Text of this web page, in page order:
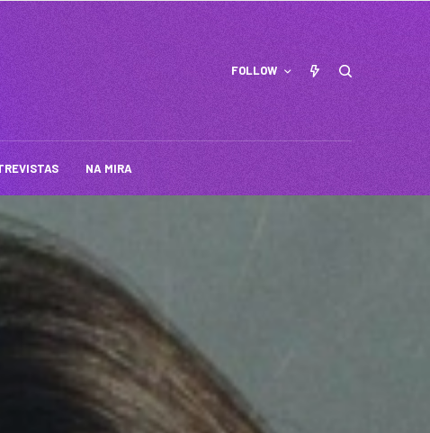
FOLLOW
NA MIRA